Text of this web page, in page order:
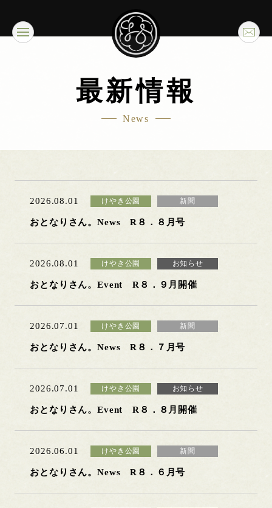
最新情報
News
2026.08.01 けやき公園 新聞
おとなりさん。News R８．８月号
2026.08.01 けやき公園 お知らせ
おとなりさん。Event R８．９月開催
2026.07.01 けやき公園 新聞
おとなりさん。News R８．７月号
2026.07.01 けやき公園 お知らせ
おとなりさん。Event R８．８月開催
2026.06.01 けやき公園 新聞
おとなりさん。News R８．６月号